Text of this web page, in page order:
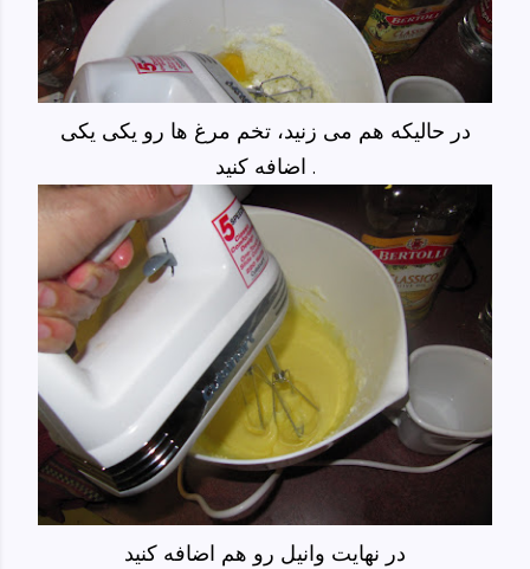
در حالیکه هم می زنید، تخم مرغ ها رو یکی یکی
اضافه کنید .